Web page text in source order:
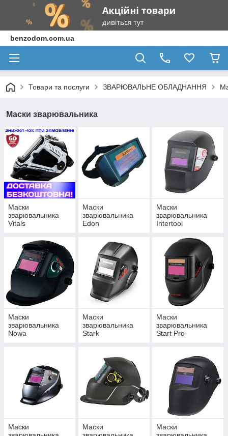
benzodom.com.ua
Товари та послуги ЗВАРЮВАЛЬНЕ ОБЛАДНАННЯ
Маски зварювальника
Маски
зварювальника
Vitals
Маски
зварювальника
Edon
Маски
зварювальника
Intertool
Маски
зварювальника
Nowa
Маски
зварювальника
Stark
Маски
зварювальника
Start Pro
Маски
Маски
Маски